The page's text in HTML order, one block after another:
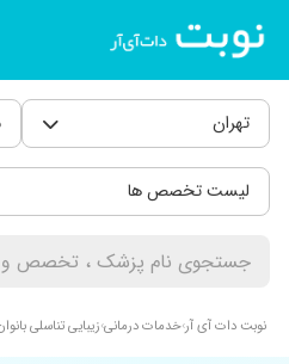
تهران
لیست تخصص ها
نوبت دات آی آر خدمات درمانی زیبایی تناسلی